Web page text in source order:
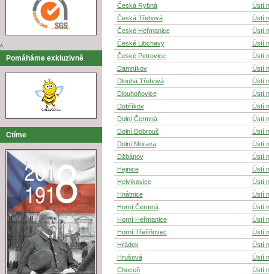
^
Pomáháme exkluzivně
Ctíme
Česká Rybná
Ústí
Česká Třebová
Ústí
České Heřmanice
Ústí
České Libchavy
Ústí
České Petrovice
Ústí
Damníkov
Ústí
Dlouhá Třebová
Ústí
Dlouhoňovice
Ústí
Dobříkov
Ústí
Dolní Čermná
Ústí
Dolní Dobrouč
Ústí
Dolní Morava
Ústí
Džbánov
Ústí
Hejnice
Ústí
Helvíkovice
Ústí
Hnátnice
Ústí
Horní Čermná
Ústí
Horní Heřmanice
Ústí
Horní Třešňovec
Ústí
Hrádek
Ústí
Hrušová
Ústí
Choceň
Ústí